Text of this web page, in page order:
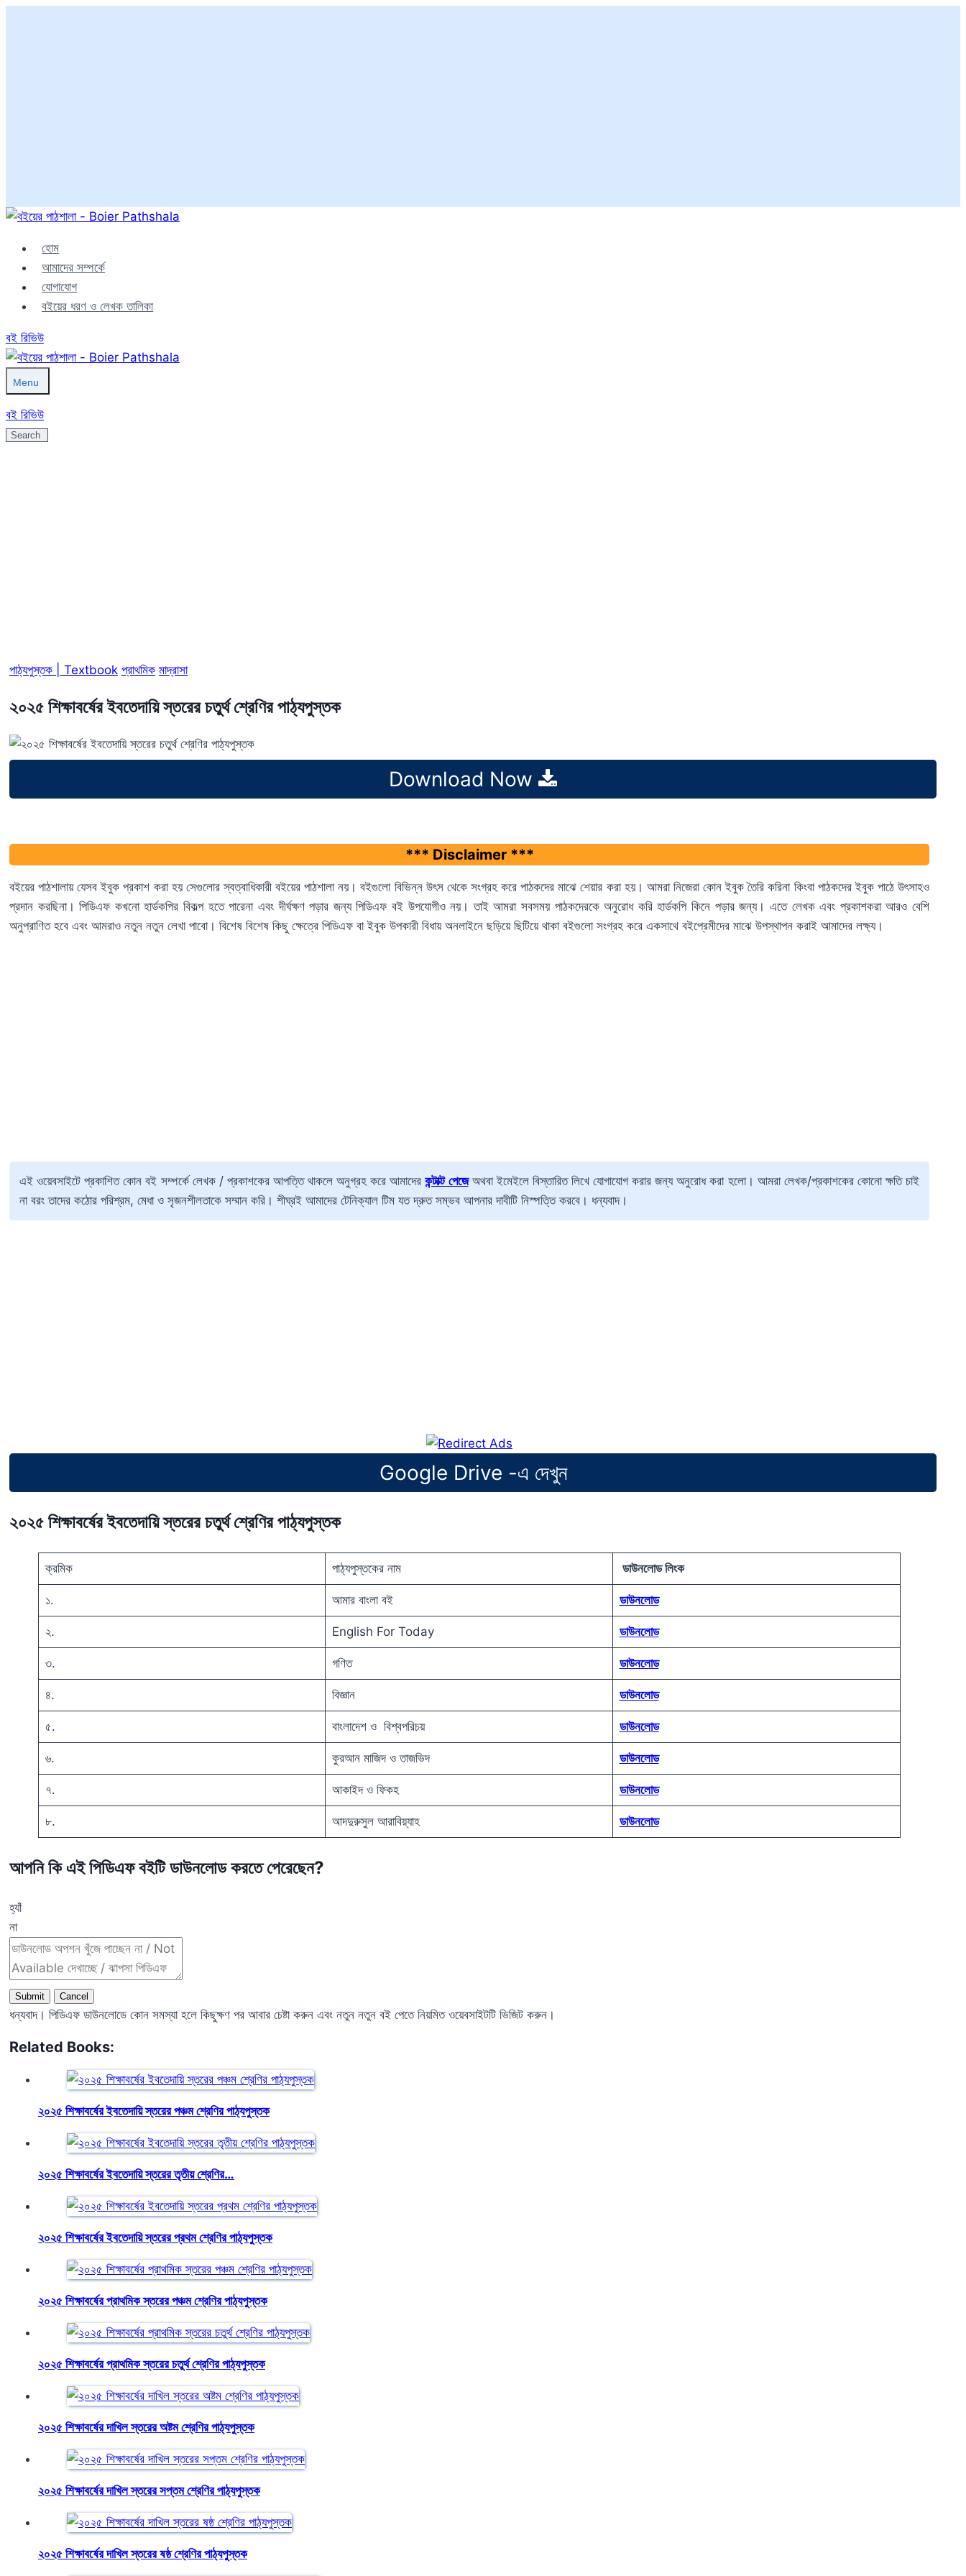
Skip
contentহোম
আমাদের সম্পর্কে
যোগাযোগ
বইয়ের ধরণ ও লেখক তালিকা
বই রিভিউ
Menu
বই রিভিউ
Search
পাঠ্যপুস্তক | Textbook প্রাথমিক মাদ্রাসা
২০২৫ শিক্ষাবর্ষের ইবতেদায়ি স্তরের চতুর্থ শ্রেণির পাঠ্যপুস্তক
Download Now
*** Disclaimer ***
বইয়ের পাঠশালায় যেসব ইবুক প্রকাশ করা হয় সেগুলোর স্বত্বাধিকারী বইয়ের পাঠশালা নয়। বইগুলো বিভিন্ন উৎস থেকে সংগ্রহ করে পাঠকদের মাঝে শেয়ার করা হয়। আমরা নিজেরা কোন ইবুক তৈরি করিনা কিংবা পাঠকদের ইবুক পাঠে উৎসাহও
প্রদান করছিনা। পিডিএফ কখনো হার্ডকপির বিকল্প হতে পারেনা এবং দীর্ঘক্ষণ পড়ার জন্য পিডিএফ বই উপযোগীও নয়। তাই আমরা সবসময় পাঠকদেরকে অনুরোধ করি হার্ডকপি কিনে পড়ার জন্য। এতে লেখক এবং প্রকাশকরা আরও বেশি
অনুপ্রাণিত হবে এবং আমরাও নতুন নতুন লেখা পাবো। বিশেষ বিশেষ কিছু ক্ষেত্রে পিডিএফ বা ইবুক উপকারী বিধায় অনলাইনে ছড়িয়ে ছিটিয়ে থাকা বইগুলো সংগ্রহ করে একসাথে বইপ্রেমীদের মাঝে উপস্থাপন করাই আমাদের লক্ষ্য।
এই ওয়েবসাইটে প্রকাশিত কোন বই সম্পর্কে লেখক / প্রকাশকের আপত্তি থাকলে অনুগ্রহ করে আমাদেরকন্টাক্ট পেজেঅথবা ইমেইলে বিস্তারিত লিখে যোগাযোগ করার জন্য অনুরোধ করা হলো। আমরা লেখক/প্রকাশকের কোনো ক্ষতি চাই
না বরং তাদের কঠোর পরিশ্রম, মেধা ও সৃজনশীলতাকে সম্মান করি। শীঘ্রই আমাদের টেনিক্যাল টিম যত দ্রুত সম্ভব আপনার দাবীটি নিস্পত্তি করবে। ধন্যবাদ।
Google Drive -এ দেখুন
২০২৫ শিক্ষাবর্ষের ইবতেদায়ি স্তরের চতুর্থ শ্রেণির পাঠ্যপুস্তক
ক্রমিক পাঠ্যপুস্তকের নাম ডাউনলোড লিংক
১. আমার বাংলা বই ডাউনলোড
২. English For Today ডাউনলোড
৩. গণিত ডাউনলোড
৪. বিজ্ঞান ডাউনলোড
৫. বাংলাদেশ ও বিশ্বপরিচয় ডাউনলোড
৬. কুরআন মাজিদ ও তাজভিদ ডাউনলোড
৭. আকাইদ ও ফিকহ ডাউনলোড
৮. আদদুরুসুল আরাবিয়্যাহ ডাউনলোড
আপনি কি এই পিডিএফ বইটি ডাউনলোড করতে পেরেছেন?
হ্যাঁ
না
Submit Cancel
ধন্যবাদ। পিডিএফ ডাউনলোডে কোন সমস্যা হলে কিছুক্ষণ পর আবার চেষ্টা করুন এবং নতুন নতুন বই পেতে নিয়মিত ওয়েবসাইটটি ভিজিট করুন।
Related Books:
২০২৫ শিক্ষাবর্ষের ইবতেদায়ি স্তরের পঞ্চম শ্রেণির পাঠ্যপুস্তক
২০২৫ শিক্ষাবর্ষের ইবতেদায়ি স্তরের তৃতীয় শ্রেণির…
২০২৫ শিক্ষাবর্ষের ইবতেদায়ি স্তরের প্রথম শ্রেণির পাঠ্যপুস্তক
২০২৫ শিক্ষাবর্ষের প্রাথমিক স্তরের পঞ্চম শ্রেণির পাঠ্যপুস্তক
২০২৫ শিক্ষাবর্ষের প্রাথমিক স্তরের চতুর্থ শ্রেণির পাঠ্যপুস্তক
২০২৫ শিক্ষাবর্ষের দাখিল স্তরের অষ্টম শ্রেণির পাঠ্যপুস্তক
২০২৫ শিক্ষাবর্ষের দাখিল স্তরের সপ্তম শ্রেণির পাঠ্যপুস্তক
২০২৫ শিক্ষাবর্ষের দাখিল স্তরের ষষ্ঠ শ্রেণির পাঠ্যপুস্তক